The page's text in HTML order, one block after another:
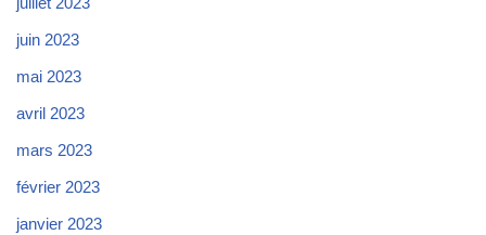
juin 2023
mai 2023
avril 2023
mars 2023
février 2023
janvier 2023